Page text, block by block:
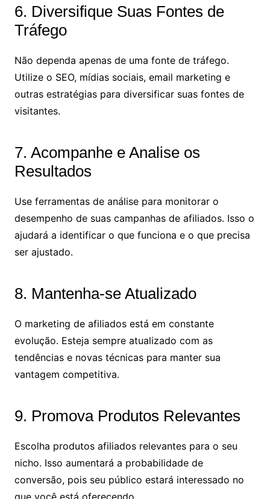
6. Diversifique Suas Fontes de
Tráfego
Não dependa apenas de uma fonte de tráfego.
Utilize o SEO, mídias sociais, email marketing e
outras estratégias para diversificar suas fontes de
visitantes.
7. Acompanhe e Analise os
Resultados
Use ferramentas de análise para monitorar o
desempenho de suas campanhas de afiliados. Isso o
ajudará a identificar o que funciona e o que precisa
ser ajustado.
8. Mantenha-se Atualizado
O marketing de afiliados está em constante
evolução. Esteja sempre atualizado com as
tendências e novas técnicas para manter sua
vantagem competitiva.
9. Promova Produtos Relevantes
Escolha produtos afiliados relevantes para o seu
nicho. Isso aumentará a probabilidade de
conversão, pois seu público estará interessado no
que você está oferecendo.